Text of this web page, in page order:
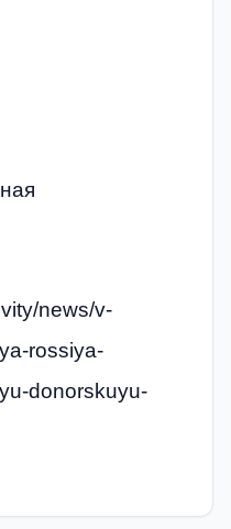
news/v-
rossiya-
donorskuyu-